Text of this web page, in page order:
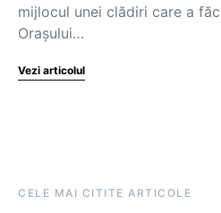
mijlocul unei clădiri care a
Orașului…
Vezi articolul
CELE MAI CITITE ARTICOLE